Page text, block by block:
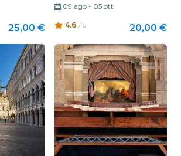
25,00 €
09 ago- 05 ott
4.6 / 5 20,00 €